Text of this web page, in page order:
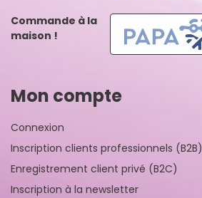
Commande à la
maison !
Mon compte
Connexion
Inscription clients professionnels (B2B)
Enregistrement client privé (B2C)
Inscription à la newsletter